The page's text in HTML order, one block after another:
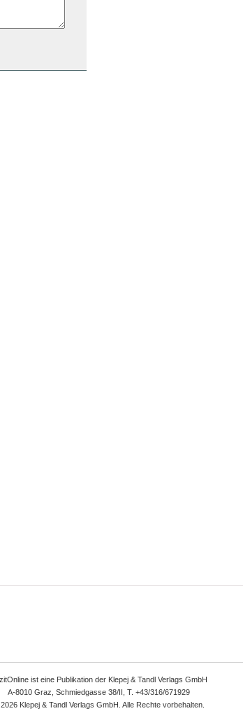
ist eine Publikation der Klepej & Tandl Verlags GmbH
A-8010 Graz, Schmiedgasse 38/II, T. +43/316/671929
Klepej & Tandl Verlags GmbH. Alle Rechte vorbehalten.